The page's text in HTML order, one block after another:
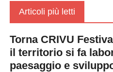
Articoli più letti
Torna CRIVU
il territorio si fa
paesaggio e